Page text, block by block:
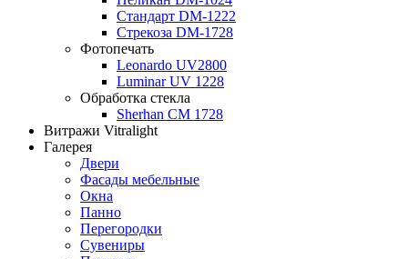
Стандарт DM-1222
Стрекоза DM-1728
Фотопечать
Leonardo UV2800
Luminar UV 1228
Обработка стекла
Sherhan CM 1728
Витражи Vitralight
Галерея
Двери
Фасады мебельные
Окна
Панно
Перегородки
Сувениры